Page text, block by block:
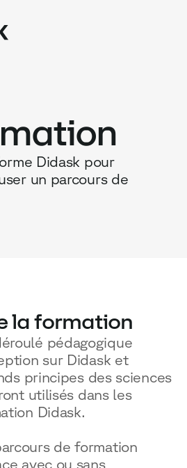
?
NOS
POURQUOI
TECHNOLOGIE
BLOG
Didask pour
un parcours de
la formation
pédagogique
sur Didask et
principes des sciences
utilisés dans les
Didask.
de formation
avec ou sans